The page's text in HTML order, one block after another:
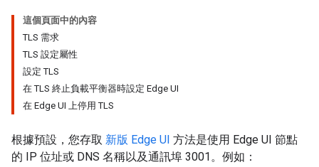
這個頁面中的內容
TLS 需求
TLS 設定屬性
設定 TLS
在 TLS 終止負載平衡器時設定 Edge UI
在 Edge UI 上停用 TLS
根據預設，您存取 新版 Edge UI 方法是使用 Edge UI 節點
的 IP 位址或 DNS 名稱以及通訊埠 3001。例如：